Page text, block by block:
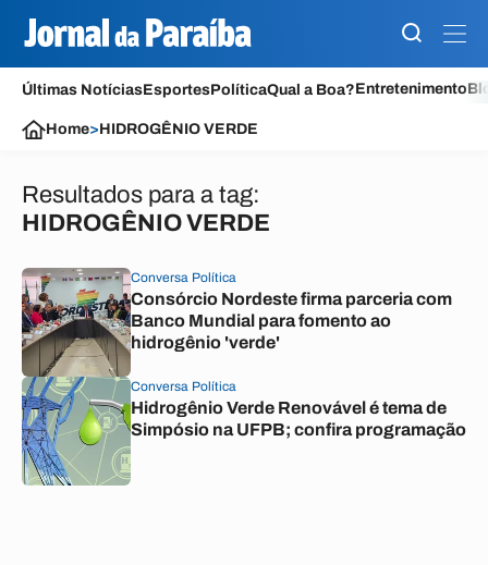
Últimas NotíciasEsportesPolíticaQual a Boa?Entretenimento
Home>HIDROGÊNIO VERDE
Resultados para a tag:
HIDROGÊNIO VERDE
Conversa Política
Consórcio Nordeste firma parceria com
Banco Mundial para fomento ao
hidrogênio 'verde'
Conversa Política
Hidrogênio Verde Renovável é tema de
Simpósio na UFPB; confira programação